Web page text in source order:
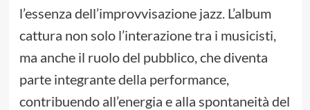
l’essenza dell’improvvisazione jazz. L’album
cattura non solo l’interazione tra i musicisti,
ma anche il ruolo del pubblico, che diventa
parte integrante della performance,
contribuendo all’energia e alla spontaneità del